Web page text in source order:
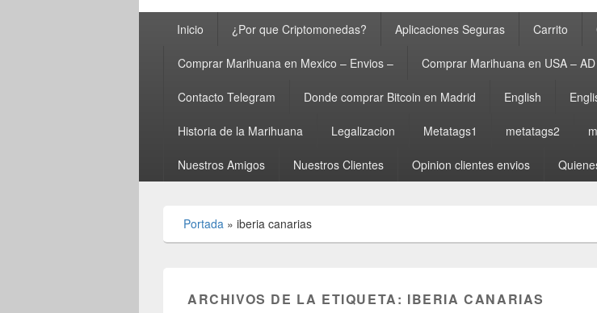
principalInicio ¿Por que Criptomonedas? Aplicaciones Seguras Carrito
Comprar Marihuana en Mexico – Envios – Comprar Marihuana en USA – AD
Contacto Telegram Donde comprar Bitcoin en Madrid English
Historia de la Marihuana Legalizacion Metatags1 metatags2
Nuestros Amigos Nuestros Clientes Opinion clientes envios
Portada » iberia canarias
ARCHIVOS DE LA ETIQUETA: IBERIA CANARIAS